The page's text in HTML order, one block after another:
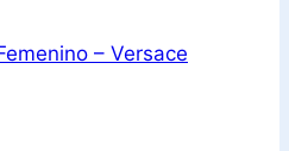
– Versace